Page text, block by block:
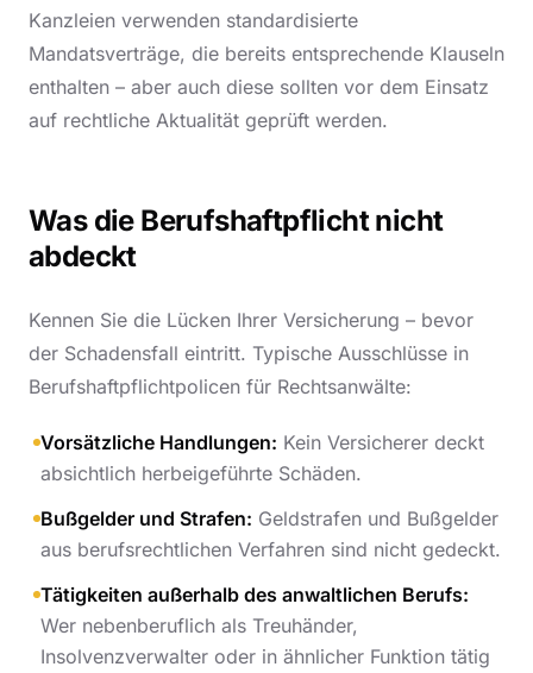
Kanzleien verwenden standardisierte
Mandatsverträge, die bereits entsprechende Klauseln
enthalten – aber auch diese sollten vor dem Einsatz
auf rechtliche Aktualität geprüft werden.
Was die Berufshaftpflicht nicht
abdeckt
Kennen Sie die Lücken Ihrer Versicherung – bevor
der Schadensfall eintritt. Typische Ausschlüsse in
Berufshaftpflichtpolicen für Rechtsanwälte:
Vorsätzliche Handlungen: Kein Versicherer deckt
absichtlich herbeigeführte Schäden.
Bußgelder und Strafen: Geldstrafen und Bußgelder
aus berufsrechtlichen Verfahren sind nicht gedeckt.
Tätigkeiten außerhalb des anwaltlichen Berufs:
Wer nebenberuflich als Treuhänder,
Insolvenzverwalter oder in ähnlicher Funktion tätig